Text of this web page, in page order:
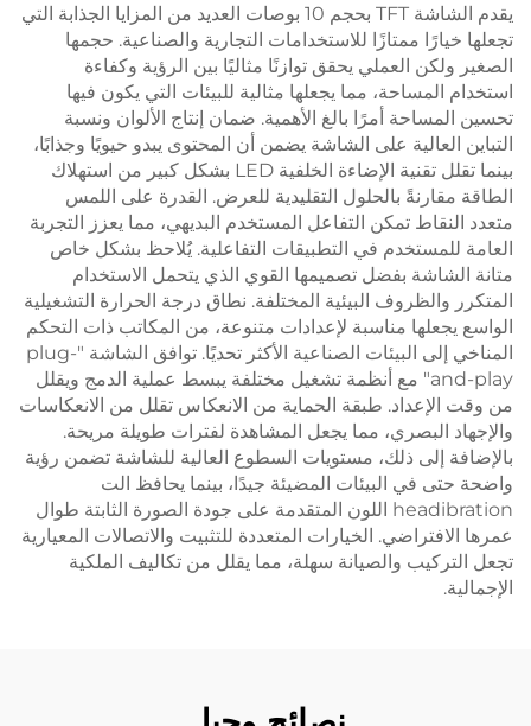
يقدم الشاشة TFT بحجم 10 بوصات العديد من المزايا الجذابة التي
ممتازًا للاستخدامات التجارية والصناعية. حجمها
العملي يحقق توازنًا مثاليًا بين الرؤية وكفاءة
مما يجعلها مثالية للبيئات التي يكون فيها
أمرًا بالغ الأهمية. ضمان إنتاج الألوان ونسبة
على الشاشة يضمن أن المحتوى يبدو حيويًا وجذابًا،
بينما تقلل تقنية الإضاءة الخلفية LED بشكل كبير من استهلاك
بالحلول التقليدية للعرض. القدرة على اللمس
تمكن التفاعل المستخدم البديهي، مما يعزز التجربة
في التطبيقات التفاعلية. يُلاحظ بشكل خاص
بفضل تصميمها القوي الذي يتحمل الاستخدام
البيئية المختلفة. نطاق درجة الحرارة التشغيلية
مناسبة لإعدادات متنوعة، من المكاتب ذات التحكم
المناخي إلى البيئات الصناعية الأكثر تحديًا. توافق الشاشة "plug-
and-play" مع أنظمة تشغيل مختلفة يبسط عملية الدمج ويقلل
طبقة الحماية من الانعكاس تقلل من الانعكاسات
مما يجعل المشاهدة لفترات طويلة مريحة.
ذلك، مستويات السطوع العالية للشاشة تضمن رؤية
في البيئات المضيئة جيدًا، بينما يحافظ الت
headibration اللون المتقدمة على جودة الصورة الثابتة طوال
الخيارات المتعددة للتثبيت والاتصالات المعيارية
والصيانة سهلة، مما يقلل من تكاليف الملكية